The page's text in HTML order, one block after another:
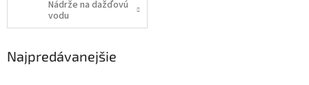
Nádrže na dažďovú
vodu
Najpredávanejšie